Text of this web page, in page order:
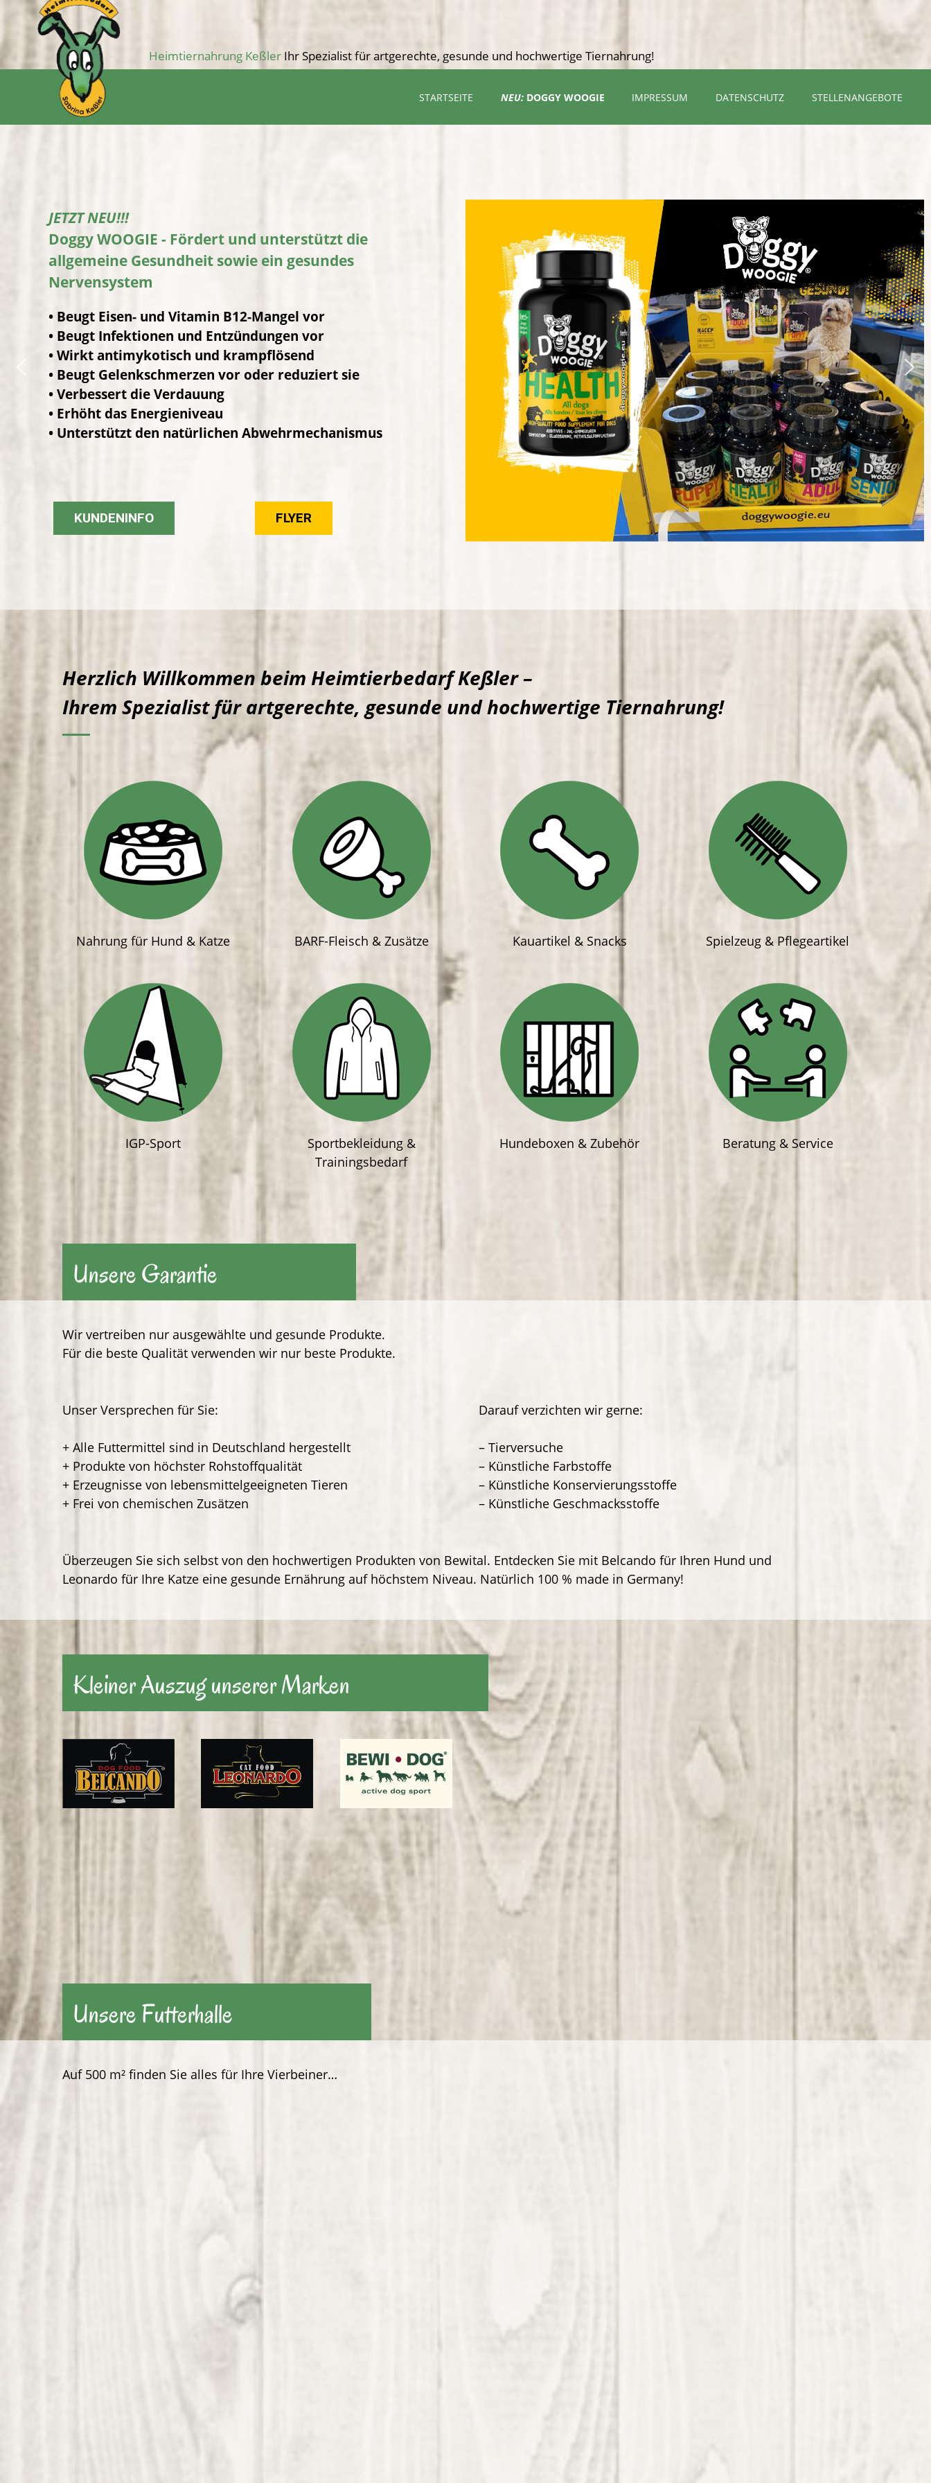
Springe
zum
Heimtiernahrung Keßler Ihr Spezialist für artgerechte, gesunde und hochwertige Tiernahrung!
STARTSEITE NEU: DOGGY WOOGIE IMPRESSUM DATENSCHUTZ STELLENANGEBOTE
Besuchen Sie uns in unserer
Futterhalle in Pfedelbach und
überzeugen Sie sich selbst.
Wir freuen uns auf Ihren Besuch!
Herzlich Willkommen beim Heimtierbedarf Keßler –
Ihrem Spezialist für artgerechte, gesunde und hochwertige Tiernahrung!
Nahrung für Hund & Katze BARF-Fleisch & Zusätze Kauartikel & Snacks Spielzeug & Pflegeartikel
IGP-Sport
Sportbekleidung &
Trainingsbedarf
Hundeboxen & Zubehör Beratung & Service
Unsere Garantie
Wir vertreiben nur ausgewählte und gesunde Produkte.
Für die beste Qualität verwenden wir nur beste Produkte.
Unser Versprechen für Sie:
+ Alle Futtermittel sind in Deutschland hergestellt
+ Produkte von höchster Rohstoffqualität
+ Erzeugnisse von lebensmittelgeeigneten Tieren
+ Frei von chemischen Zusätzen
Darauf verzichten wir gerne:
– Tierversuche
– Künstliche Farbstoffe
– Künstliche Konservierungsstoffe
– Künstliche Geschmacksstoffe
Überzeugen Sie sich selbst von den hochwertigen Produkten von Bewital. Entdecken Sie mit Belcando für Ihren Hund und
Leonardo für Ihre Katze eine gesunde Ernährung auf höchstem Niveau. Natürlich 100 % made in Germany!
Kleiner Auszug unserer Marken
Unsere Futterhalle
Auf 500 m² finden Sie alles für Ihre Vierbeiner…